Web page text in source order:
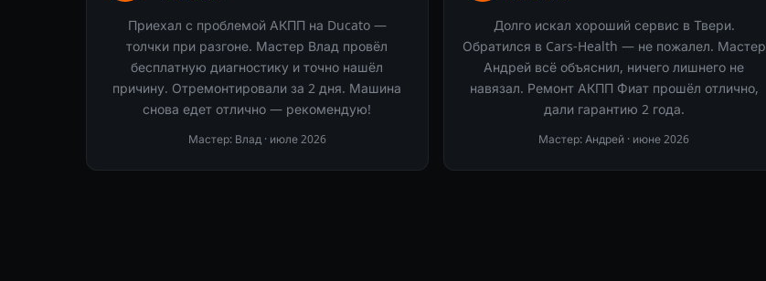
Приехал с проблемой АКПП на Ducato —
толчки при разгоне. Мастер Влад провёл
бесплатную диагностику и точно нашёл
причину. Отремонтировали за 2 дня. Машина
снова едет отлично — рекомендую!
Мастер: Влад · июле 2026
Долго искал хороший сервис в Твери.
Обратился в Cars-Health — не пожалел. Мастер
Андрей всё объяснил, ничего лишнего не
навязал. Ремонт АКПП Фиат прошёл отлично,
дали гарантию 2 года.
Мастер: Андрей · июне 2026